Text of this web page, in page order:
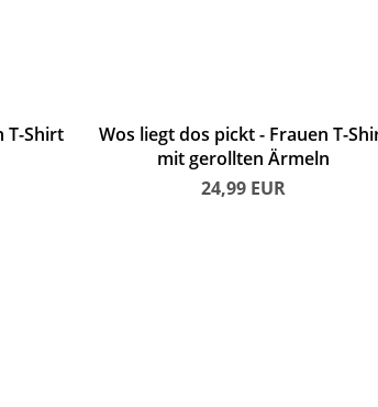
T-Shirt
Wos liegt dos pickt
Frauen T-
mit gerollten Ärmeln
24,99 EUR